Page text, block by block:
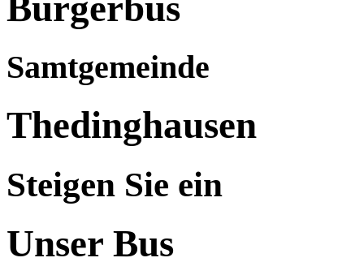
Bürgerbus
Samtgemeinde
Thedinghausen
Steigen Sie ein
Unser Bus